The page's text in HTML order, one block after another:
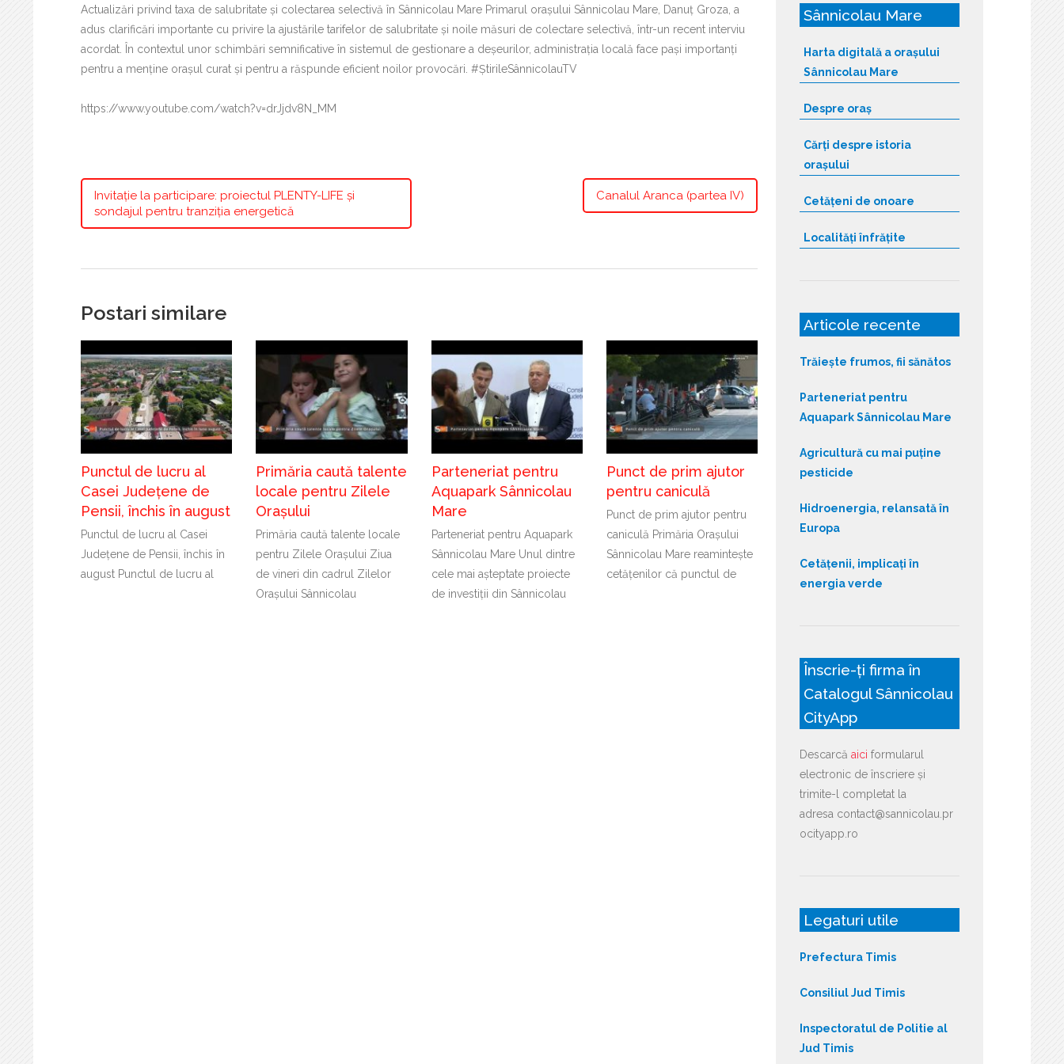
Actualizări privind taxa de salubritate și colectarea selectivă în Sânnicolau Mare Primarul orașului Sânnicolau Mare, Danuț Groza, a
adus clarificări importante cu privire la ajustările tarifelor de salubritate și noile măsuri de colectare selectivă, într-un recent interviu
acordat. În contextul unor schimbări semnificative în sistemul de gestionare a deșeurilor, administrația locală face pași importanți
pentru a menține orașul curat și pentru a răspunde eficient noilor provocări. #ȘtirileSânnicolauTV
https://www.youtube.com/watch?v=drJjdv8N_MM
Invitație la participare: proiectul PLENTY-LIFE și
sondajul pentru tranziția energetică
Canalul Aranca (partea IV)
Postari similare
Punctul de lucru al
Casei Județene de
Pensii, închis în august
Punctul de lucru al Casei
Județene de Pensii, închis în
august Punctul de lucru al
Primăria caută talente
locale pentru Zilele
Orașului
Primăria caută talente locale
pentru Zilele Orașului Ziua
de vineri din cadrul Zilelor
Orașului Sânnicolau
Parteneriat pentru
Aquapark Sânnicolau
Mare
Parteneriat pentru Aquapark
Sânnicolau Mare Unul dintre
cele mai așteptate proiecte
de investiții din Sânnicolau
Punct de prim ajutor
pentru caniculă
Punct de prim ajutor pentru
caniculă Primăria Orașului
Sânnicolau Mare reamintește
cetățenilor că punctul de
Sânnicolau Mare
Harta digitală a orașului
Sânnicolau Mare
Despre oraș
Cărți despre istoria
orașului
Cetățeni de onoare
Localități înfrățite
Articole recente
Trăiește frumos, fii sănătos
Parteneriat pentru
Aquapark Sânnicolau Mare
Agricultură cu mai puține
pesticide
Hidroenergia, relansată în
Europa
Cetățenii, implicați în
energia verde
Înscrie-ți firma în
Catalogul Sânnicolau
CityApp
Descarcă aici formularul
electronic de înscriere și
trimite-l completat la
adresa contact@sannicolau.pr
ocityapp.ro
Legaturi utile
Prefectura Timis
Consiliul Jud Timis
Inspectoratul de Politie al
Jud Timis